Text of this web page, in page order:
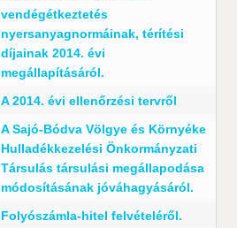
vendégétkeztetés
nyersanyagnormáinak, térítési
díjainak 2014. évi
megállapításáról.
A 2014. évi ellenőrzési tervről
A Sajó-Bódva Völgye és Környéke
Hulladékkezelési Önkormányzati
Társulás társulási megállapodása
módosításának jóváhagyásáról.
Folyószámla-hitel felvételéről.